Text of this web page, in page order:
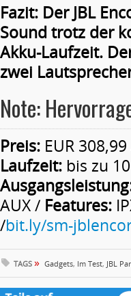
Fazit: Der JBL
Sound trotz der
Akku-Laufzeit.
zwei
Note:
Preis: EUR
Laufzeit: bis zu
AUX / Features:
/bit.ly/sm-
TAGS » Gadgets, Im Test, JBL